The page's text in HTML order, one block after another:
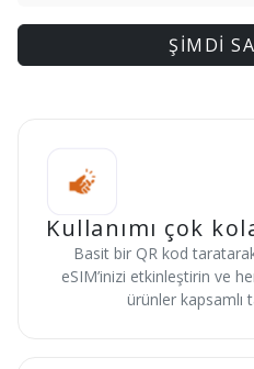
ŞİMDİ
Kullanımı çok
Basit bir QR kod taratarak
eSIM’inizi etkinleştirin ve
ürünler kapsamlı